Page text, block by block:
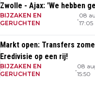
Zwolle - Ajax: 'We hebben
kans tegen Ajax'
BIJZAKEN EN
GERUCHTEN
•
08
17:05
Markt open: Transfers
Eredivisie op een rij!
BIJZAKEN EN
GERUCHTEN
•
08
15:50